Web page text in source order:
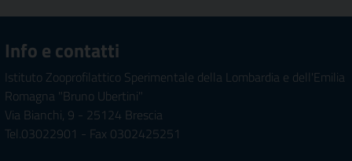
Info e contatti
Istituto Zooprofilattico Sperimentale della Lombardia e dell'Emilia
Romagna "Bruno Ubertini"
Via Bianchi, 9 - 25124 Brescia
Tel.03022901 - Fax 0302425251